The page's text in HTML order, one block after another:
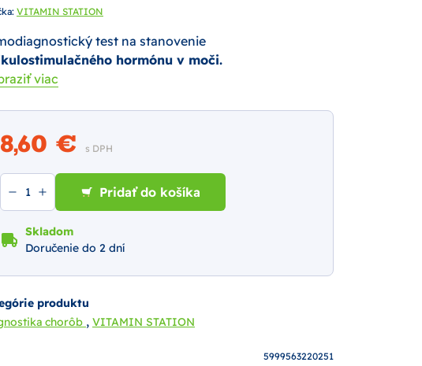
VITAMIN STATION
test na stanovenie
hormónu v moči.
viac
8,60 € s DPH
Pridať do košíka
Skladom
Doručenie do 2 dní
produktu
chorôb , VITAMIN STATION
5999563220251